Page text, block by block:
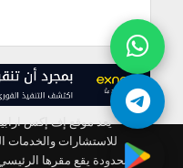
للاستشارات والخدمات
محدودة يقع مقرها